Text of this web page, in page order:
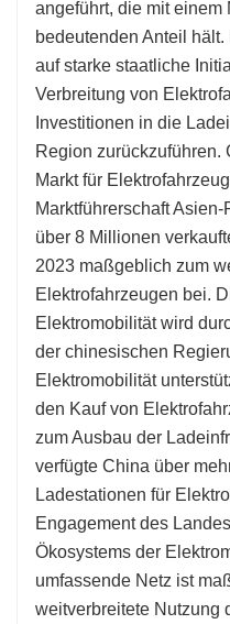
angeführt, die mit einem
bedeutenden Anteil
auf starke staatliche
Verbreitung von
Investitionen in die
Region zurückzuführen.
Markt für
Marktführerschaft
über 8 Millionen
2023 maßgeblich zum
Elektrofahrzeugen bei.
Elektromobilität wird
der chinesischen
Elektromobilität
den Kauf von
zum Ausbau der
verfügte China über
Ladestationen für
Engagement des
Ökosystems der
umfassende Netz ist
weitverbreitete Nutzung